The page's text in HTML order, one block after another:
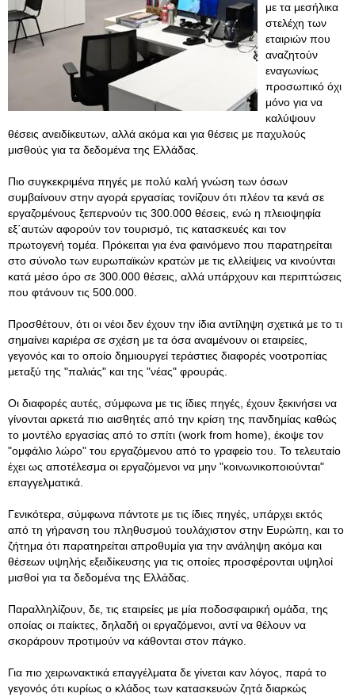
με τα μεσήλικα
στελέχη των
εταιριών που
αναζητούν
εναγωνίως
προσωπικό όχι
μόνο για να
καλύψουν
θέσεις ανειδίκευτων, αλλά ακόμα και για θέσεις με παχυλούς
μισθούς για τα δεδομένα της Ελλάδας.
Πιο συγκεκριμένα πηγές με πολύ καλή γνώση των όσων
συμβαίνουν στην αγορά εργασίας τονίζουν ότι πλέον τα κενά σε
εργαζομένους ξεπερνούν τις 300.000 θέσεις, ενώ η πλειοψηφία
εξ΄αυτών αφορούν τον τουρισμό, τις κατασκευές και τον
πρωτογενή τομέα. Πρόκειται για ένα φαινόμενο που παρατηρείται
στο σύνολο των ευρωπαϊκών κρατών με τις ελλείψεις να κινούνται
κατά μέσο όρο σε 300.000 θέσεις, αλλά υπάρχουν και περιπτώσεις
που φτάνουν τις 500.000.
Προσθέτουν, ότι οι νέοι δεν έχουν την ίδια αντίληψη σχετικά με το τι
σημαίνει καριέρα σε σχέση με τα όσα αναμένουν οι εταιρείες,
γεγονός και το οποίο δημιουργεί τεράστιες διαφορές νοοτροπίας
μεταξύ της "παλιάς" και της "νέας" φρουράς.
Οι διαφορές αυτές, σύμφωνα με τις ίδιες πηγές, έχουν ξεκινήσει να
γίνονται αρκετά πιο αισθητές από την κρίση της πανδημίας καθώς
το μοντέλο εργασίας από το σπίτι (work from home), έκοψε τον
"ομφάλιο λώρο" του εργαζόμενου από το γραφείο του. Το τελευταίο
έχει ως αποτέλεσμα οι εργαζόμενοι να μην "κοινωνικοποιούνται"
επαγγελματικά.
Γενικότερα, σύμφωνα πάντοτε με τις ίδιες πηγές, υπάρχει εκτός
από τη γήρανση του πληθυσμού τουλάχιστον στην Ευρώπη, και το
ζήτημα ότι παρατηρείται απροθυμία για την ανάληψη ακόμα και
θέσεων υψηλής εξειδίκευσης για τις οποίες προσφέρονται υψηλοί
μισθοί για τα δεδομένα της Ελλάδας.
Παραλληλίζουν, δε, τις εταιρείες με μία ποδοσφαιρική ομάδα, της
οποίας οι παίκτες, δηλαδή οι εργαζόμενοι, αντί να θέλουν να
σκοράρουν προτιμούν να κάθονται στον πάγκο.
Για πιο χειρωνακτικά επαγγέλματα δε γίνεται καν λόγος, παρά το
γεγονός ότι κυρίως ο κλάδος των κατασκευών ζητά διαρκώς